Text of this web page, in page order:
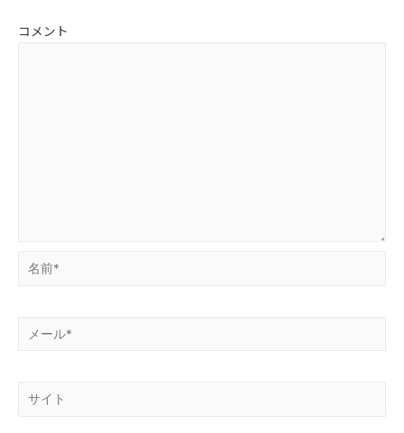
コメント